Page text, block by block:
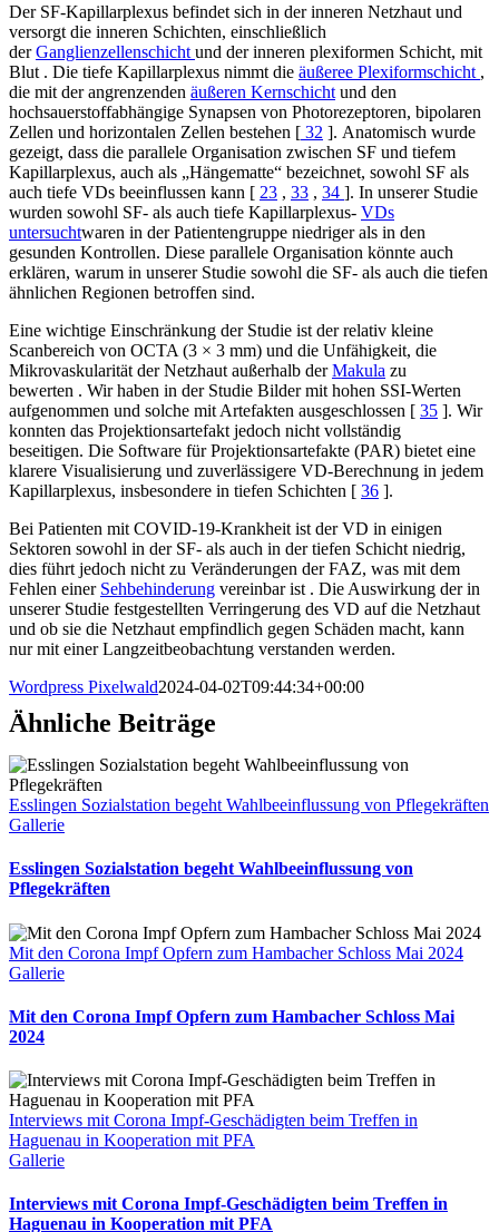
Der SF-Kapillarplexus befindet sich in der inneren Netzhaut und
versorgt die inneren Schichten, einschließlich
derGanglienzellenschicht und der inneren plexiformen Schicht, mit
Blut . Die tiefe Kapillarplexus nimmt die äußeree Plexiformschicht ,
die mit der angrenzenden äußeren Kernschicht und den
hochsauerstoffabhängige Synapsen von Photorezeptoren, bipolaren
Zellen und horizontalen Zellen bestehen [ 32 ]. Anatomisch wurde
gezeigt, dass die parallele Organisation zwischen SF und tiefem
Kapillarplexus, auch als „Hängematte“ bezeichnet, sowohl SF als
auch tiefe VDs beeinflussen kann [ 23 , 33 , 34 ]. In unserer Studie
wurden sowohl SF- als auch tiefe Kapillarplexus- VDs
untersuchtwaren in der Patientengruppe niedriger als in den
gesunden Kontrollen. Diese parallele Organisation könnte auch
erklären, warum in unserer Studie sowohl die SF- als auch die tiefen
ähnlichen Regionen betroffen sind.
Eine wichtige Einschränkung der Studie ist der relativ kleine
Scanbereich von OCTA (3 × 3 mm) und die Unfähigkeit, die
Mikrovaskularität der Netzhaut außerhalb derMakula zu
bewerten . Wir haben in der Studie Bilder mit hohen SSI-Werten
aufgenommen und solche mit Artefakten ausgeschlossen [ 35 ]. Wir
konnten das Projektionsartefakt jedoch nicht vollständig
beseitigen. Die Software für Projektionsartefakte (PAR) bietet eine
klarere Visualisierung und zuverlässigere VD-Berechnung in jedem
Kapillarplexus, insbesondere in tiefen Schichten [ 36 ].
Bei Patienten mit COVID-19-Krankheit ist der VD in einigen
Sektoren sowohl in der SF- als auch in der tiefen Schicht niedrig,
dies führt jedoch nicht zu Veränderungen der FAZ, was mit dem
Fehlen einer Sehbehinderung vereinbar ist . Die Auswirkung der in
unserer Studie festgestellten Verringerung des VD auf die Netzhaut
und ob sie die Netzhaut empfindlich gegen Schäden macht, kann
nur mit einer Langzeitbeobachtung verstanden werden.
Wordpress Pixelwald2024-04-02T09:44:34+00:00
Ähnliche Beiträge
Esslingen Sozialstation begeht Wahlbeeinflussung von Pflegekräften
Gallerie
Esslingen Sozialstation begeht Wahlbeeinflussung von
Pflegekräften
Mit den Corona Impf Opfern zum Hambacher Schloss Mai 2024
Gallerie
Mit den Corona Impf Opfern zum Hambacher Schloss Mai
2024
Interviews mit Corona Impf-Geschädigten beim Treffen in
Haguenau in Kooperation mit PFA
Gallerie
Interviews mit Corona Impf-Geschädigten beim Treffen in
Haguenau in Kooperation mit PFA